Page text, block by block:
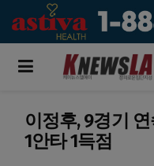
이정후, 9경기
1안타 1득점